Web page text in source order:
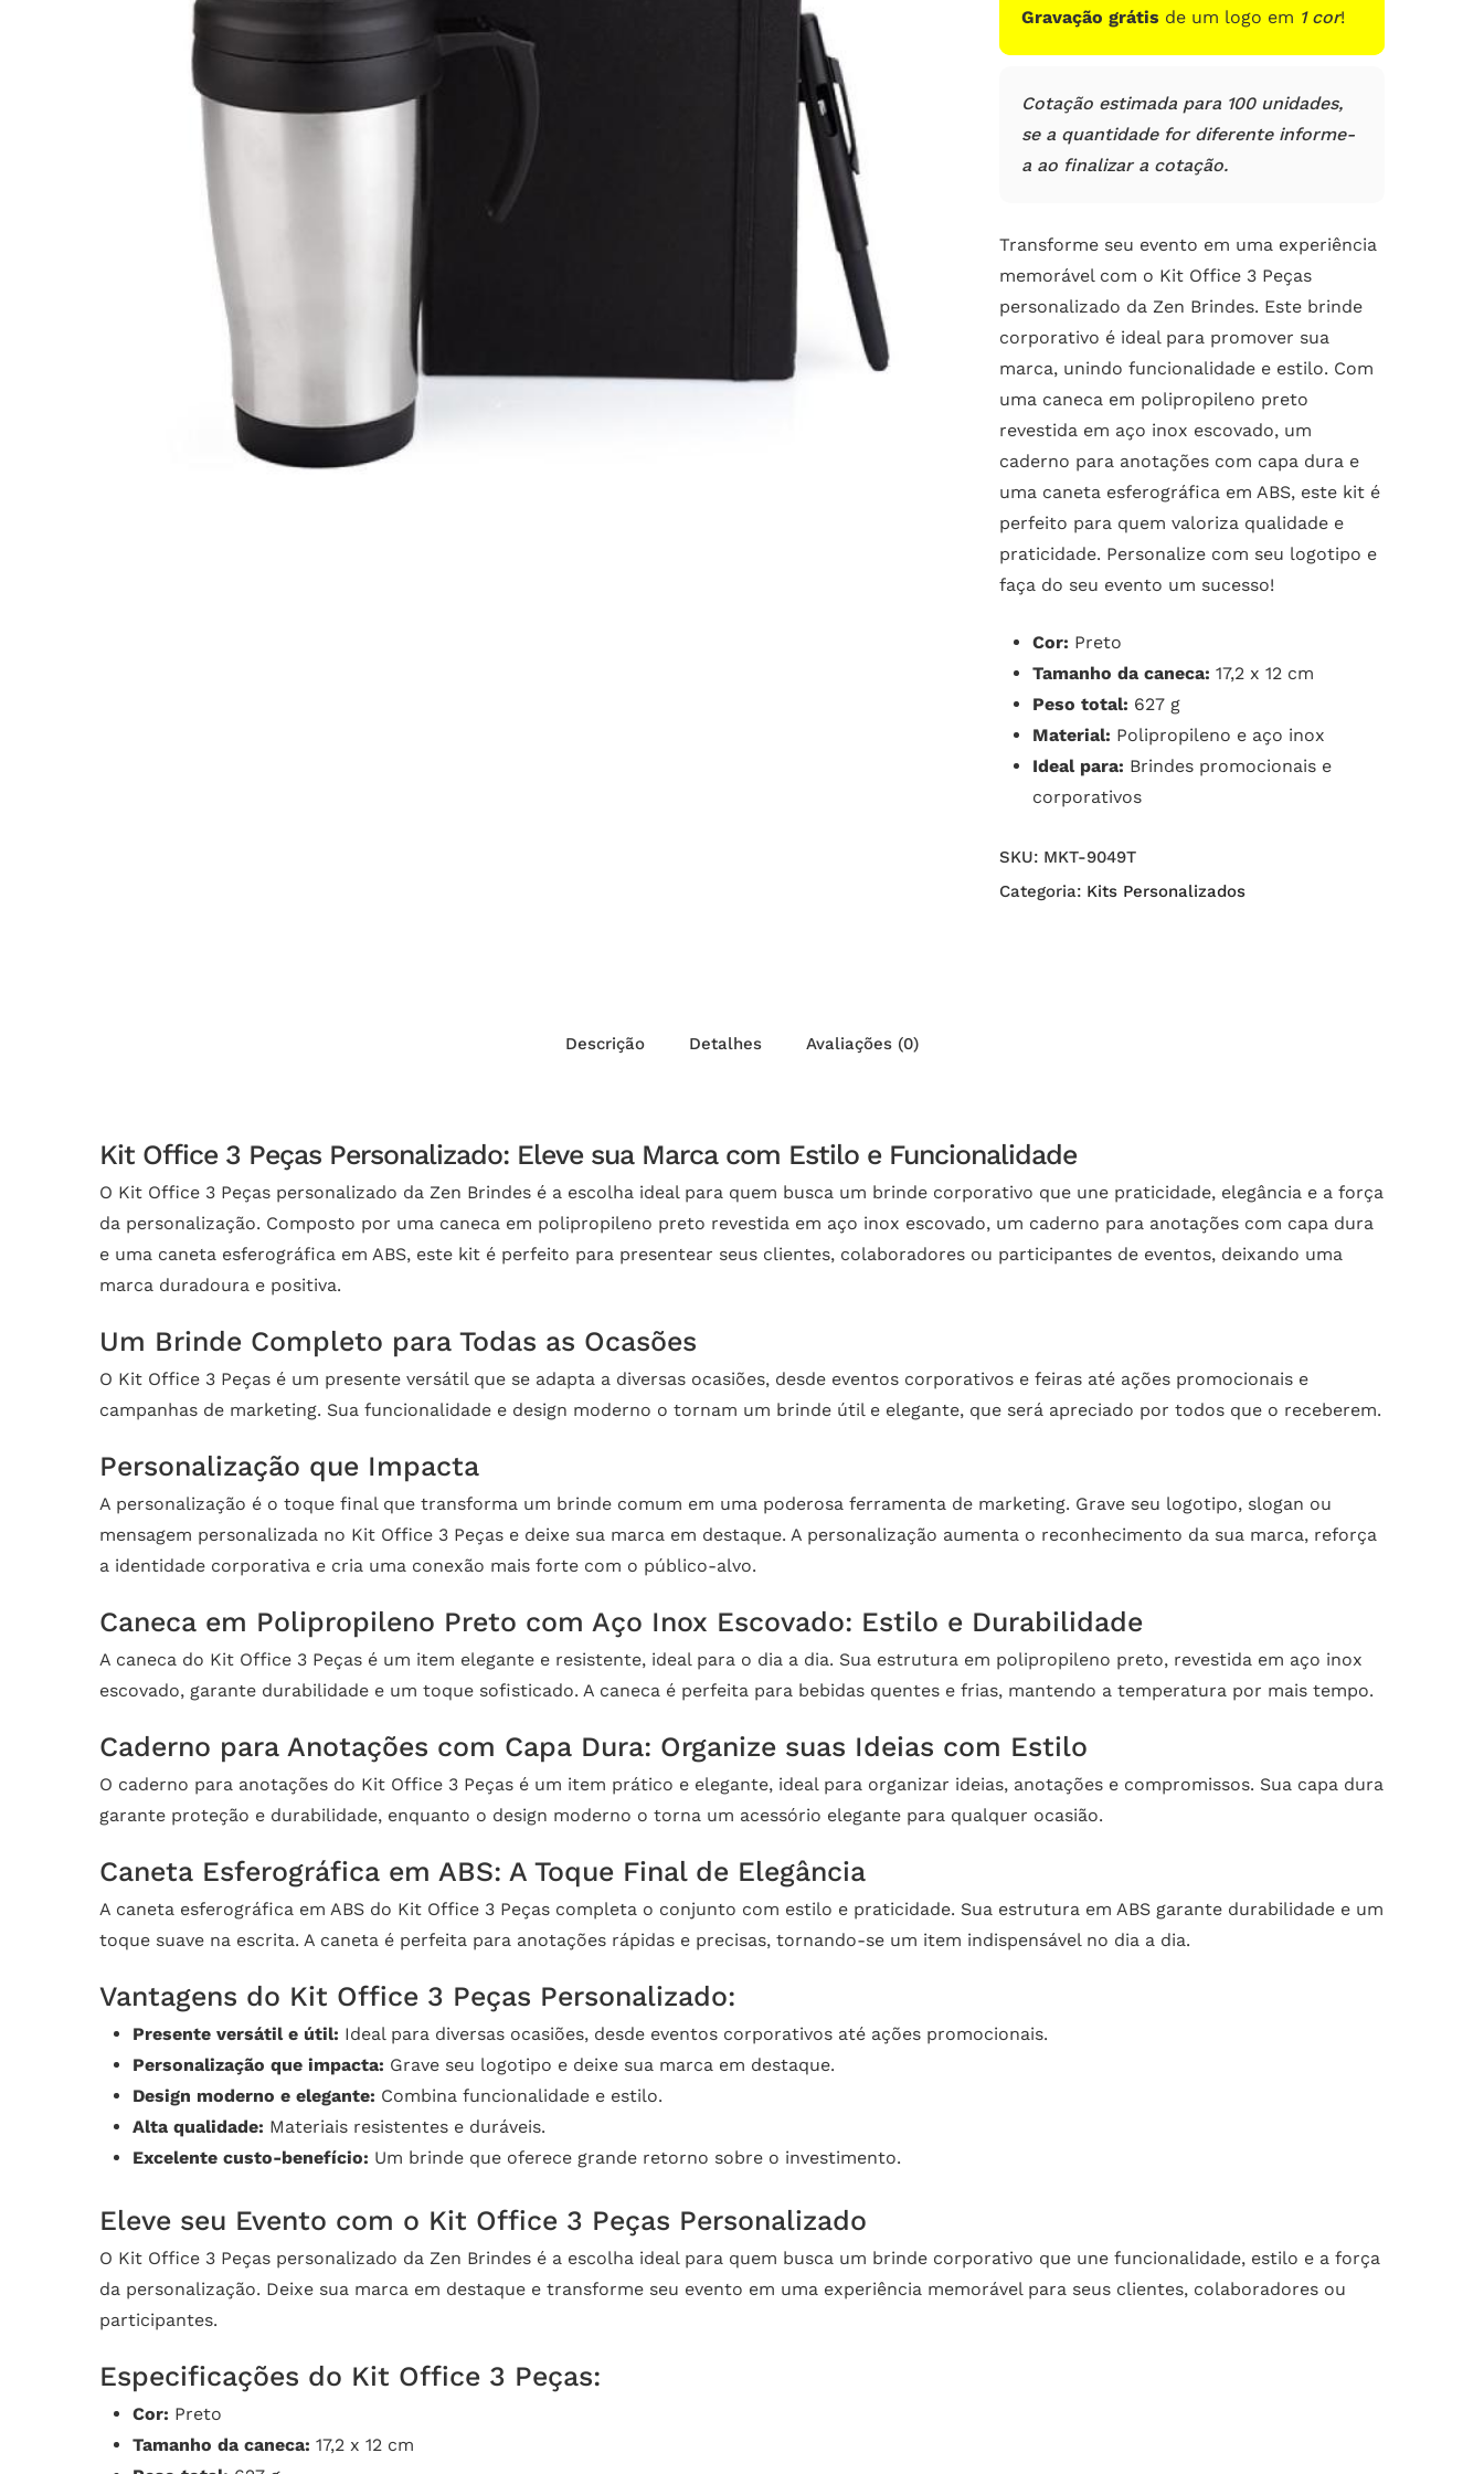
Gravação grátis de um logo em 1 cor!
Cotação estimada para 100 unidades,
se a quantidade for diferente informe-
a ao finalizar a cotação.
Transforme seu evento em uma experiência
memorável com o Kit Office 3 Peças
personalizado da Zen Brindes. Este brinde
corporativo é ideal para promover sua
marca, unindo funcionalidade e estilo. Com
uma caneca em polipropileno preto
revestida em aço inox escovado, um
caderno para anotações com capa dura e
uma caneta esferográfica em ABS, este kit é
perfeito para quem valoriza qualidade e
praticidade. Personalize com seu logotipo e
faça do seu evento um sucesso!
Cor: Preto
Tamanho da caneca: 17,2 x 12 cm
Peso total: 627 g
Material: Polipropileno e aço inox
Ideal para: Brindes promocionais e
corporativos
SKU: MKT-9049T
Categoria: Kits Personalizados
Descrição Detalhes Avaliações (0)
Kit Office 3 Peças Personalizado: Eleve sua Marca com Estilo e Funcionalidade
O Kit Office 3 Peças personalizado da Zen Brindes é a escolha ideal para quem busca um brinde corporativo que une praticidade, elegância e a força
da personalização. Composto por uma caneca em polipropileno preto revestida em aço inox escovado, um caderno para anotações com capa dura
e uma caneta esferográfica em ABS, este kit é perfeito para presentear seus clientes, colaboradores ou participantes de eventos, deixando uma
marca duradoura e positiva.
Um Brinde Completo para Todas as Ocasões
O Kit Office 3 Peças é um presente versátil que se adapta a diversas ocasiões, desde eventos corporativos e feiras até ações promocionais e
campanhas de marketing. Sua funcionalidade e design moderno o tornam um brinde útil e elegante, que será apreciado por todos que o receberem.
Personalização que Impacta
A personalização é o toque final que transforma um brinde comum em uma poderosa ferramenta de marketing. Grave seu logotipo, slogan ou
mensagem personalizada no Kit Office 3 Peças e deixe sua marca em destaque. A personalização aumenta o reconhecimento da sua marca, reforça
a identidade corporativa e cria uma conexão mais forte com o público-alvo.
Caneca em Polipropileno Preto com Aço Inox Escovado: Estilo e Durabilidade
A caneca do Kit Office 3 Peças é um item elegante e resistente, ideal para o dia a dia. Sua estrutura em polipropileno preto, revestida em aço inox
escovado, garante durabilidade e um toque sofisticado. A caneca é perfeita para bebidas quentes e frias, mantendo a temperatura por mais tempo.
Caderno para Anotações com Capa Dura: Organize suas Ideias com Estilo
O caderno para anotações do Kit Office 3 Peças é um item prático e elegante, ideal para organizar ideias, anotações e compromissos. Sua capa dura
garante proteção e durabilidade, enquanto o design moderno o torna um acessório elegante para qualquer ocasião.
Caneta Esferográfica em ABS: A Toque Final de Elegância
A caneta esferográfica em ABS do Kit Office 3 Peças completa o conjunto com estilo e praticidade. Sua estrutura em ABS garante durabilidade e um
toque suave na escrita. A caneta é perfeita para anotações rápidas e precisas, tornando-se um item indispensável no dia a dia.
Vantagens do Kit Office 3 Peças Personalizado:
Presente versátil e útil: Ideal para diversas ocasiões, desde eventos corporativos até ações promocionais.
Personalização que impacta: Grave seu logotipo e deixe sua marca em destaque.
Design moderno e elegante: Combina funcionalidade e estilo.
Alta qualidade: Materiais resistentes e duráveis.
Excelente custo-benefício: Um brinde que oferece grande retorno sobre o investimento.
Eleve seu Evento com o Kit Office 3 Peças Personalizado
O Kit Office 3 Peças personalizado da Zen Brindes é a escolha ideal para quem busca um brinde corporativo que une funcionalidade, estilo e a força
da personalização. Deixe sua marca em destaque e transforme seu evento em uma experiência memorável para seus clientes, colaboradores ou
participantes.
Especificações do Kit Office 3 Peças:
Cor: Preto
Tamanho da caneca: 17,2 x 12 cm